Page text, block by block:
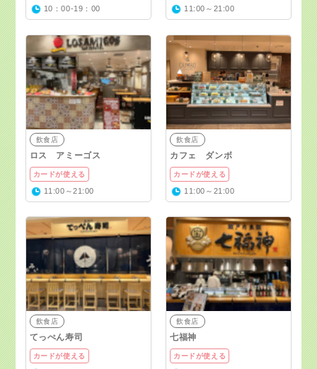
10：00-19：00 11:00～21:00
飲食店
ロス アミーゴス
カードが使える
11:00～21:00
飲食店
カフェ ダンボ
カードが使える
11:00～21:00
飲食店
てっぺん寿司
カードが使える
飲食店
七福神
カードが使える